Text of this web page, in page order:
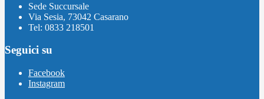
Sede Succursale
Via Sesia, 73042 Casarano
Tel: 0833 218501
Seguici su
Facebook
Instagram